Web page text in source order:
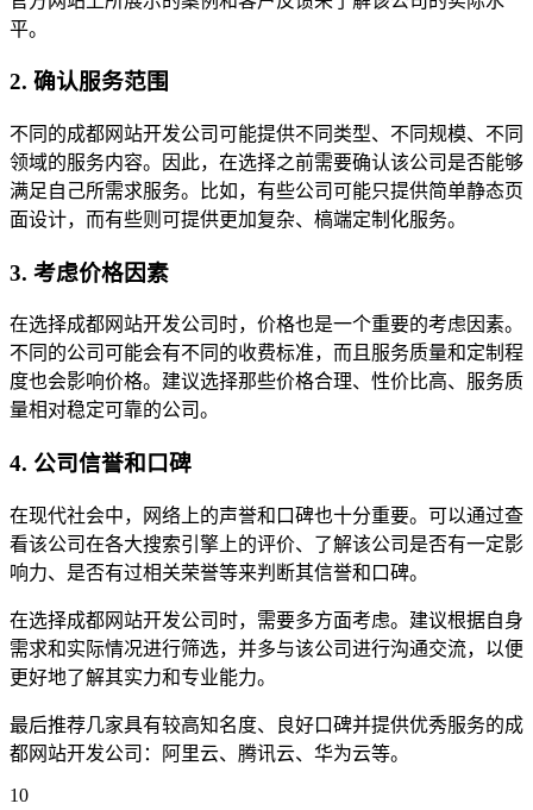
平。
2. 确认服务范围
不同的成都网站开发公司可能提供不同类型、不同规模、不同
领域的服务内容。因此，在选择之前需要确认该公司是否能够
满足自己所需求服务。比如，有些公司可能只提供简单静态页
面设计，而有些则可提供更加复杂、槁端定制化服务。
3. 考虑价格因素
在选择成都网站开发公司时，价格也是一个重要的考虑因素。
不同的公司可能会有不同的收费标准，而且服务质量和定制程
度也会影响价格。建议选择那些价格合理、性价比高、服务质
量相对稳定可靠的公司。
4. 公司信誉和口碑
在现代社会中，网络上的声誉和口碑也十分重要。可以通过查
看该公司在各大搜索引擎上的评价、了解该公司是否有一定影
响力、是否有过相关荣誉等来判断其信誉和口碑。
在选择成都网站开发公司时，需要多方面考虑。建议根据自身
需求和实际情况进行筛选，并多与该公司进行沟通交流，以便
更好地了解其实力和专业能力。
最后推荐几家具有较高知名度、良好口碑并提供优秀服务的成
都网站开发公司：阿里云、腾讯云、华为云等。
10